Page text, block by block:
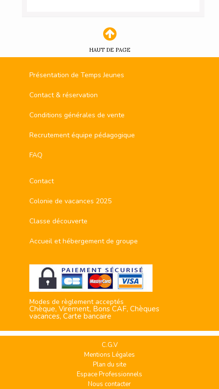
HAUT DE PAGE
Présentation de Temps Jeunes
Contact & réservation
Conditions générales de vente
Recrutement équipe pédagogique
FAQ
Contact
Colonie de vacances 2025
Classe découverte
Accueil et hébergement de groupe
Modes de règlement acceptés
Chèque, Virement, Bons CAF, Chèques
vacances, Carte bancaire
C.G.V
Mentions Légales
Plan du site
Espace Professionnels
Nous contacter